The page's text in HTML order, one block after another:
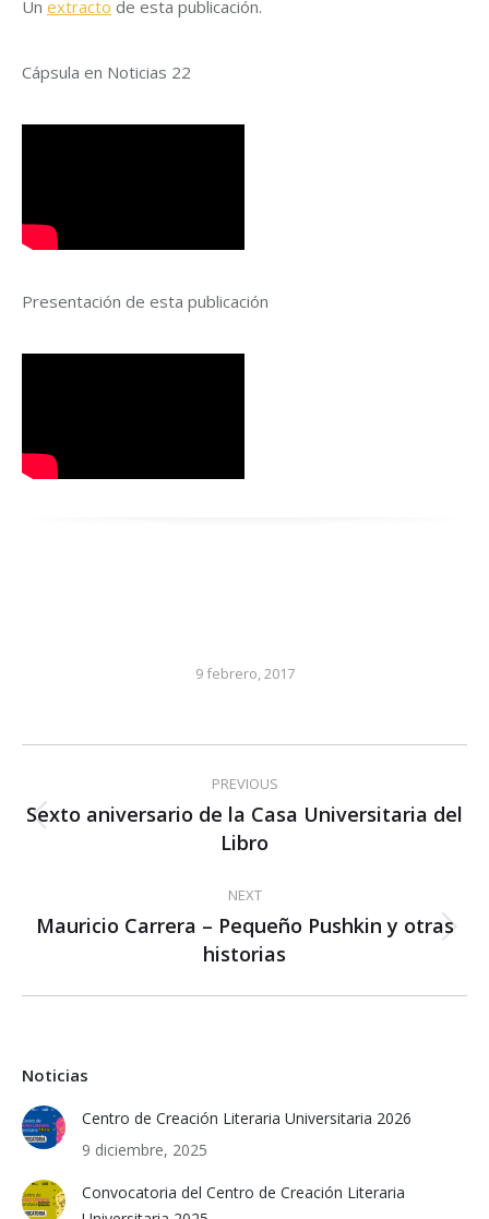
Un extracto de esta publicación.
Cápsula en Noticias 22
Presentación de esta publicación
9 febrero, 2017
navigation
PREVIOUS
Previous
post:
Sexto aniversario de la Casa Universitaria del
Libro
NEXT
Next
post:
Mauricio Carrera – Pequeño Pushkin y otras
historias
Noticias
Centro de Creación Literaria Universitaria 2026
9 diciembre, 2025
Convocatoria del Centro de Creación Literaria